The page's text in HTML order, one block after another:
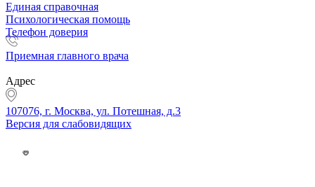
Единая справочная
Психологическая помощь
Телефон доверия
Приемная главного врача
Адрес
107076, г. Москва, ул. Потешная, д.3
Версия для слабовидящих